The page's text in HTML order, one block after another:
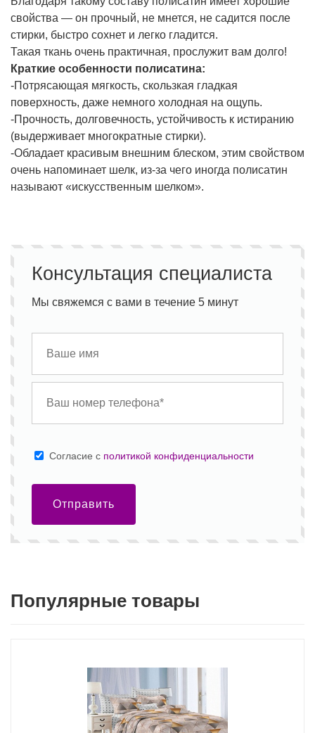
свойства — он прочный, не мнется, не садится после
стирки, быстро сохнет и легко гладится.
Такая ткань очень практичная, прослужит вам долго!
Краткие особенности полисатина:
-Потрясающая мягкость, скользкая гладкая
поверхность, даже немного холодная на ощупь.
-Прочность, долговечность, устойчивость к истиранию
(выдерживает многократные стирки).
-Обладает красивым внешним блеском, этим свойством
очень напоминает шелк, из-за чего иногда полисатин
называют «искусственным шелком».
Консультация специалиста
Мы свяжемся с вами в течение 5 минут
Cогласие с политикой конфиденциальности
Отправить
Популярные товары